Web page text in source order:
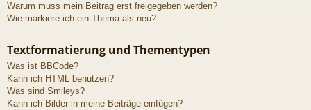
Warum muss mein Beitrag erst freigegeben werden?
Wie markiere ich ein Thema als neu?
Textformatierung und Thementypen
Was ist BBCode?
Kann ich HTML benutzen?
Was sind Smileys?
Kann ich Bilder in meine Beiträge einfügen?